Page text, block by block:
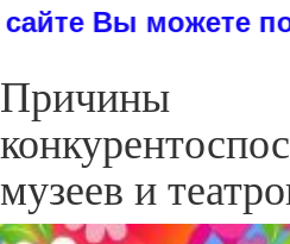
примеры
Причины
музеев и